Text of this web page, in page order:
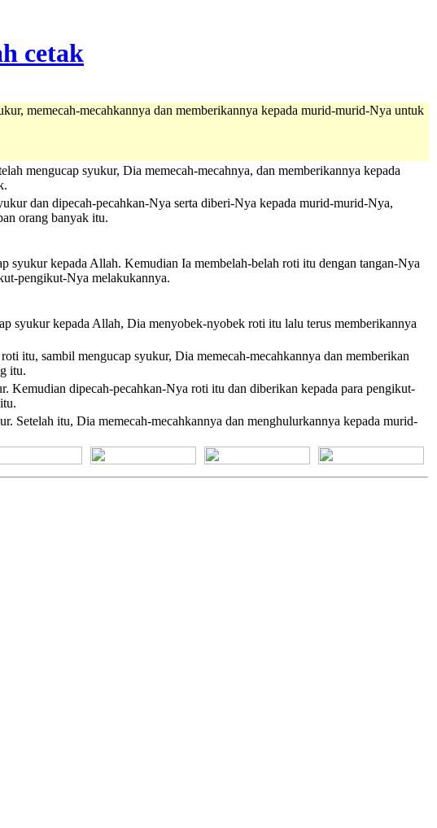
memecah-mecahkannya dan memberikannya kepada murid-murid-Nya untuk
mengucap syukur, Dia memecah-mecahnya, dan memberikannya kepada
dan dipecah-pecahkan-Nya serta diberi-Nya kepada murid-murid-Nya,
orang banyak itu.
syukur kepada Allah. Kemudian Ia membelah-belah roti itu dengan tangan-Nya
pengikut-Nya melakukannya.
syukur kepada Allah, Dia menyobek-nyobek roti itu lalu terus memberikannya
itu, sambil mengucap syukur, Dia memecah-mecahkannya dan memberikan
itu.
dipecah-pecahkan-Nya roti itu dan diberikan kepada para pengikut-
Setelah itu, Dia memecah-mecahkannya dan menghulurkannya kepada murid-